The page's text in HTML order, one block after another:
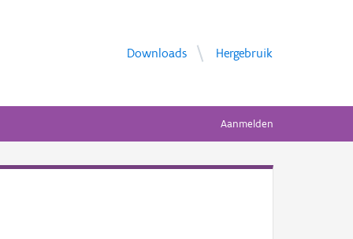
Downloads Hergebruik
Aanmelden